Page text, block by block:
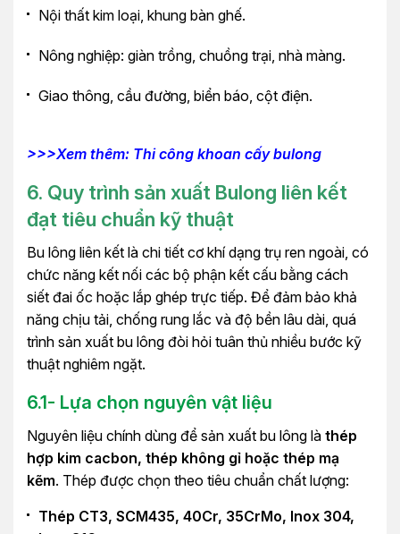
Nội thất kim loại, khung bàn ghế.
Nông nghiệp: giàn trồng, chuồng trại, nhà màng.
Giao thông, cầu đường, biển báo, cột điện.
>>>Xem thêm: Thi công khoan cấy bulong
6. Quy trình sản xuất Bulong liên kết
đạt tiêu chuẩn kỹ thuật
Bu lông liên kết là chi tiết cơ khí dạng trụ ren ngoài, có
chức năng kết nối các bộ phận kết cấu bằng cách
siết đai ốc hoặc lắp ghép trực tiếp. Để đảm bảo khả
năng chịu tải, chống rung lắc và độ bền lâu dài, quá
trình sản xuất bu lông đòi hỏi tuân thủ nhiều bước kỹ
thuật nghiêm ngặt.
6.1- Lựa chọn nguyên vật liệu
Nguyên liệu chính dùng để sản xuất bu lông là thép
hợp kim cacbon, thép không gỉ hoặc thép mạ
kẽm. Thép được chọn theo tiêu chuẩn chất lượng:
Thép CT3, SCM435, 40Cr, 35CrMo, Inox 304,